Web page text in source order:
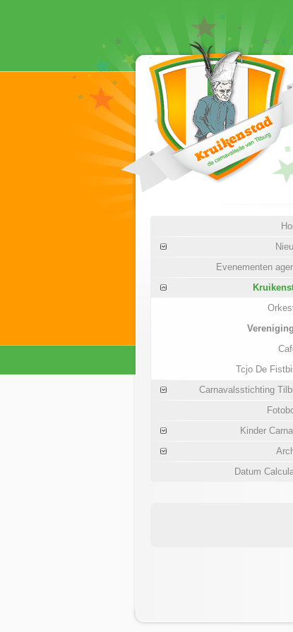
Evenementen
Tcjo De
Carnavalsstichting
Kinder
Datum